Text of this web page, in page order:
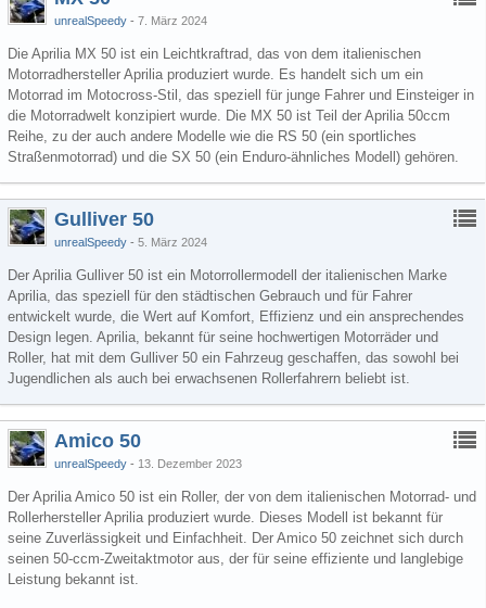
unrealSpeedy 7. März 2024
Die Aprilia MX 50 ist ein Leichtkraftrad, das von dem italienischen
Motorradhersteller Aprilia produziert wurde. Es handelt sich um ein
Motorrad im Motocross-Stil, das speziell für junge Fahrer und Einsteiger in
die Motorradwelt konzipiert wurde. Die MX 50 ist Teil der Aprilia 50ccm
Reihe, zu der auch andere Modelle wie die RS 50 (ein sportliches
Straßenmotorrad) und die SX 50 (ein Enduro-ähnliches Modell) gehören.
Gulliver 50
unrealSpeedy 5. März 2024
Der Aprilia Gulliver 50 ist ein Motorrollermodell der italienischen Marke
Aprilia, das speziell für den städtischen Gebrauch und für Fahrer
entwickelt wurde, die Wert auf Komfort, Effizienz und ein ansprechendes
Design legen. Aprilia, bekannt für seine hochwertigen Motorräder und
Roller, hat mit dem Gulliver 50 ein Fahrzeug geschaffen, das sowohl bei
Jugendlichen als auch bei erwachsenen Rollerfahrern beliebt ist.
Amico 50
unrealSpeedy 13. Dezember 2023
Der Aprilia Amico 50 ist ein Roller, der von dem italienischen Motorrad- und
Rollerhersteller Aprilia produziert wurde. Dieses Modell ist bekannt für
seine Zuverlässigkeit und Einfachheit. Der Amico 50 zeichnet sich durch
seinen 50-ccm-Zweitaktmotor aus, der für seine effiziente und langlebige
Leistung bekannt ist.